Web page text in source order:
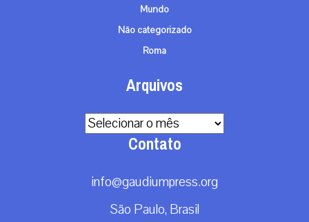
Mundo
Não categorizado
Roma
Arquivos
Arquivos
Contato
info@gaudiumpress.org
São Paulo, Brasil